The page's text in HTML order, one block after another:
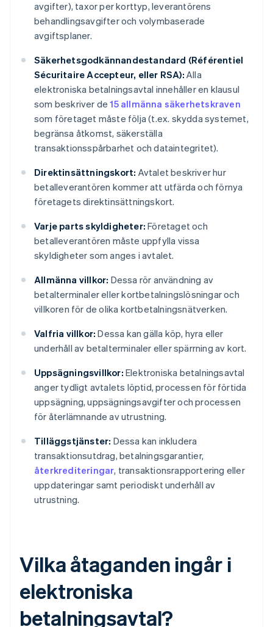
avgifter), taxor per korttyp, leverantörens
behandlingsavgifter och volymbaserade
avgiftsplaner.
Säkerhetsgodkännandestandard (Référentiel
Sécuritaire Accepteur, eller RSA): Alla
elektroniska betalningsavtal innehåller en klausul
som beskriver de15 allmänna säkerhetskraven
som företaget måste följa (t.ex. skydda systemet,
begränsa åtkomst, säkerställa
transaktionsspårbarhet och dataintegritet).
Direktinsättningskort: Avtalet beskriver hur
betalleverantören kommer att utfärda och förnya
företagets direktinsättningskort.
Varje parts skyldigheter: Företaget och
betalleverantören måste uppfylla vissa
skyldigheter som anges i avtalet.
Allmänna villkor: Dessa rör användning av
betalterminaler eller kortbetalningslösningar och
villkoren för de olika kortbetalningsnätverken.
Valfria villkor: Dessa kan gälla köp, hyra eller
underhåll av betalterminaler eller spärrning av kort.
Uppsägningsvillkor: Elektroniska betalningsavtal
anger tydligt avtalets löptid, processen för förtida
uppsägning, uppsägningsavgifter och processen
för återlämnande av utrustning.
Tilläggstjänster: Dessa kan inkludera
transaktionsutdrag, betalningsgarantier,
återkrediteringar, transaktionsrapportering eller
uppdateringar samt periodiskt underhåll av
utrustning.
Vilka åtaganden ingår i
elektroniska
betalningsavtal?